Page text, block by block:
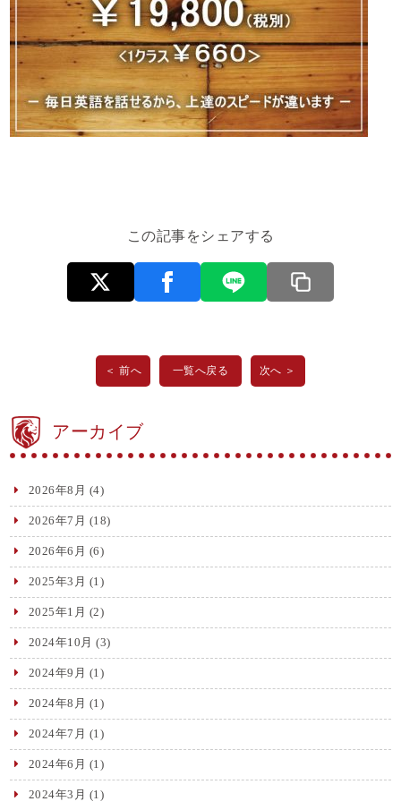
この記事をシェアする
＜ 前へ 一覧へ戻る 次へ ＞
アーカイブ
2026年8月 (4)
2026年7月 (18)
2026年6月 (6)
2025年3月 (1)
2025年1月 (2)
2024年10月 (3)
2024年9月 (1)
2024年8月 (1)
2024年7月 (1)
2024年6月 (1)
2024年3月 (1)